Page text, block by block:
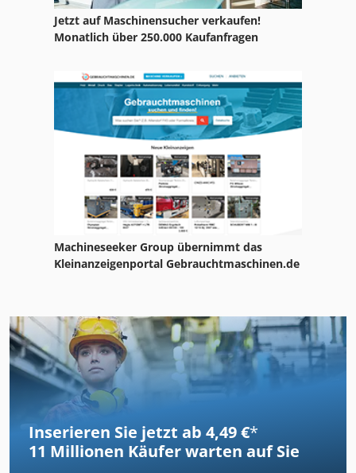
Jetzt auf Maschinensucher verkaufen!
Monatlich über 250.000 Kaufanfragen
Machineseeker Group übernimmt das
Kleinanzeigenportal Gebrauchtmaschinen.de
Inserieren Sie jetzt ab 4,49 €*
11 Millionen Käufer warten auf Sie